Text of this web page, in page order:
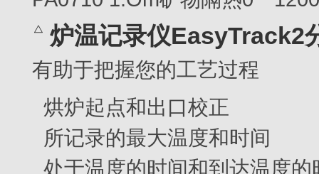
炉温记录仪EasyTrack2
有助于把握您的工艺过程
烘炉起点和出口校正
所记录的最大温度和时间
处于温度的时间和到达温度的